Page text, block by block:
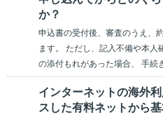
か？
申込書の受付後、審査のうえ、
ます。 ただし、記入不備や本人
の添付もれがあった場合、 手続
インターネットの海外
スした有料ネットから